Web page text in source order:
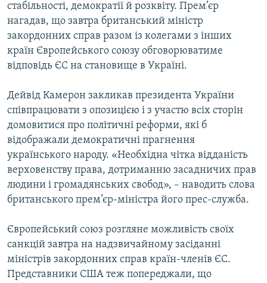
стабільності, демократії й розквіту. Прем’єр
нагадав, що завтра британський міністр
закордонних справ разом із колегами з інших
країн Європейського союзу обговорюватиме
відповідь ЄС на становище в Україні.
Дейвід Камерон закликав президента України
співпрацювати з опозицією і з участю всіх сторін
домовитися про політичні реформи, які б
відображали демократичні прагнення
українського народу. «Необхідна чітка відданість
верховенству права, дотриманню засадничих прав
людини і громадянських свобод», – наводить слова
британського прем’єр-міністра його прес-служба.
Європейський союз розгляне можливість своїх
санкцій завтра на надзвичайному засіданні
міністрів закордонних справ країн-членів ЄС.
Представники США теж попереджали, що